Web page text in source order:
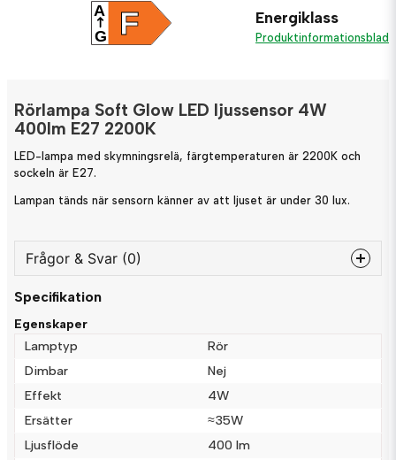
F
A
G
Energiklass
Produktinformationsblad
Rörlampa Soft Glow LED ljussensor 4W
400lm E27 2200K
LED-lampa med skymningsrelä, färgtemperaturen är 2200K och
sockeln är E27.
Lampan tänds när sensorn känner av att ljuset är under 30 lux.
Frågor & Svar (0)
question
name
Specifikation
Egenskaper
Lamptyp
Rör
Dimbar
Nej
Effekt
4W
Ersätter
≈35W
Ljusflöde
400 lm